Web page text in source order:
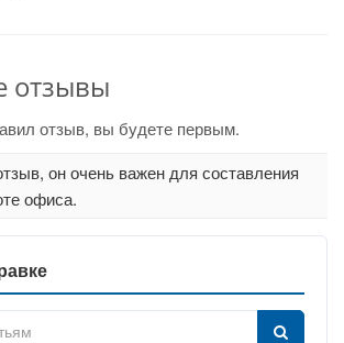
отзывы
отзыв, вы будете первым.
он очень важен для составления
офиса.